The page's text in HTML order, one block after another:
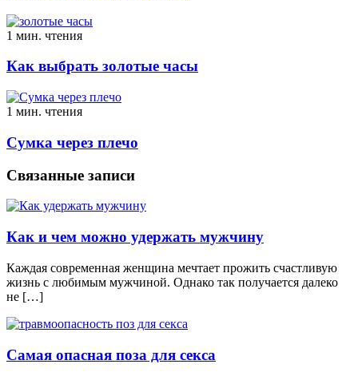
1 мин. чтения
Как выбрать золотые часы
1 мин. чтения
Сумка через плечо
Связанные записи
Как и чем можно удержать мужчину
Каждая современная женщина мечтает прожить счастливую
жизнь с любимым мужчиной. Однако так получается далеко
не […]
Самая опасная поза для секса